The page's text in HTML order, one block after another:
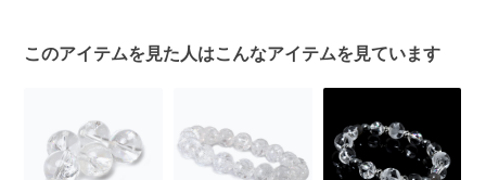
このアイテムを見た人はこんなアイテムを見ています